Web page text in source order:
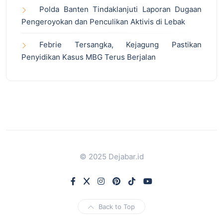
Polda Banten Tindaklanjuti Laporan Dugaan
Pengeroyokan dan Penculikan Aktivis di Lebak
Febrie Tersangka, Kejagung Pastikan
Penyidikan Kasus MBG Terus Berjalan
© 2025 Dejabar.id
Back to Top